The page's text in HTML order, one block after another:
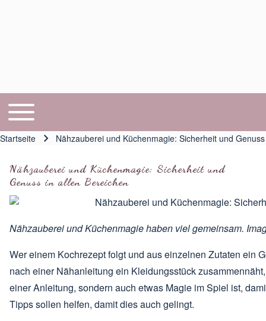
Hauptnavigation
Toggle main menu
Startseite Nähzauberei und Küchenmagie: Sicherheit und
Nähzauberei und Küchenmagie: Sicherheit und
Genuss in allen Bereichen
Nähzauberei und Küchenmagie haben viel gemeinsam.
Wer einem Kochrezept folgt und aus einzelnen Zutaten ein
nach einer Nähanleitung ein Kleidungsstück
einer Anleitung, sondern auch etwas Magie im Spiel ist,
Tipps sollen helfen, damit dies auch gelingt.